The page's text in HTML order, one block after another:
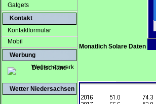
Gatgets
Kontakt
Kontaktformular
Mobil
Werbung
Wetter Niedersachsen
Monatlich Solare Daten